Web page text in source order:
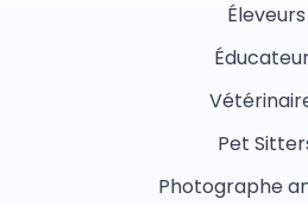
Éleveurs
Pet
Photographe